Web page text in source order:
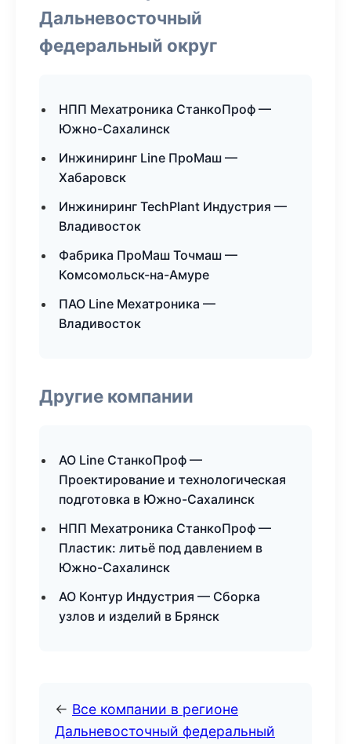
Дальневосточный
федеральный округ
НПП Мехатроника СтанкоПроф —
Южно-Сахалинск
Инжиниринг Line ПроМаш —
Хабаровск
Инжиниринг TechPlant Индустрия —
Владивосток
Фабрика ПроМаш Точмаш —
Комсомольск-на-Амуре
ПАО Line Мехатроника —
Владивосток
Другие компании
АО Line СтанкоПроф —
Проектирование и технологическая
подготовка в Южно-Сахалинск
НПП Мехатроника СтанкоПроф —
Пластик: литьё под давлением в
Южно-Сахалинск
АО Контур Индустрия — Сборка
узлов и изделий в Брянск
← Все компании в регионе
Дальневосточный федеральный